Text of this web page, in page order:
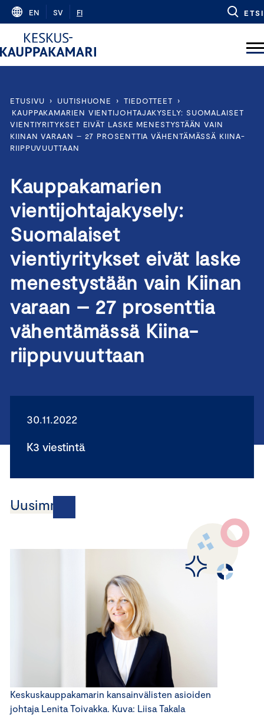
Skip
content
EN SV FI ETSI
ETUSIVU › UUTISHUONE › TIEDOTTEET
›
KAUPPAKAMARIEN VIENTIJOHTAJAKYSELY: SUOMALAISET
VIENTIYRITYKSET EIVÄT LASKE MENESTYSTÄÄN VAIN
KIINAN VARAAN – 27 PROSENTTIA VÄHENTÄMÄSSÄ KIINA-
RIIPPUVUUTTAAN
Kauppakamarien
vientijohtajakysely:
Suomalaiset
vientiyritykset eivät laske
menestystään vain Kiinan
varaan – 27 prosenttia
vähentämässä Kiina-
riippuvuuttaan
30.11.2022
K3 viestintä
Uusimmat
Keskuskauppakamarin kansainvälisten asioiden
johtaja Lenita Toivakka. Kuva: Liisa Takala